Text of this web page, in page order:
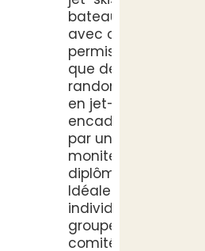
bateaux,
avec ou sans
permis, ainsi
que des
randonnées
en jet-ski
encadrées
par un
moniteur
diplômé.
Idéale pour
individuels,
groupes ou
comités